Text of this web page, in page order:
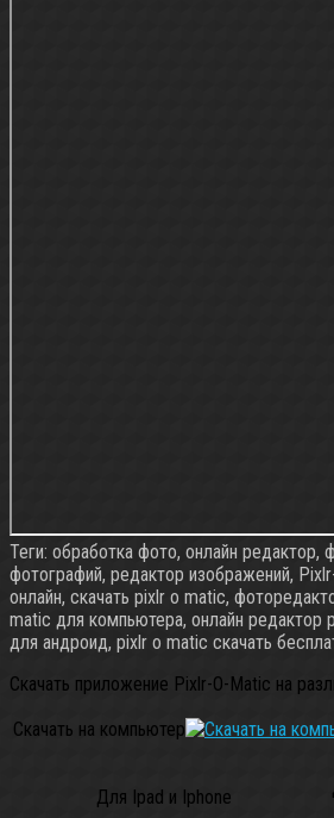
Теги: обработка фото, онлайн редактор,
фотографий, редактор изображений,
онлайн, скачать pixlr o matic,
matic для компьютера, онлайн редактор
для андроид, pixlr o matic скачать
Скачать приложение Pixlr-O-Matic на
Скачать на компьютер
Для Ipad и Iphone